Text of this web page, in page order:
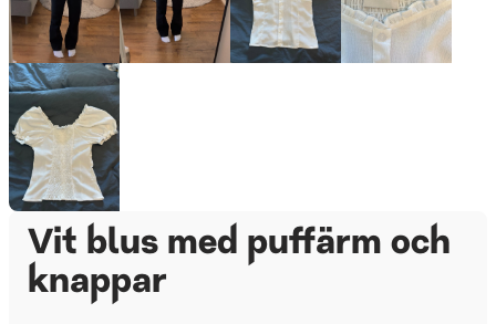
Vit blus med puffärm och
knappar